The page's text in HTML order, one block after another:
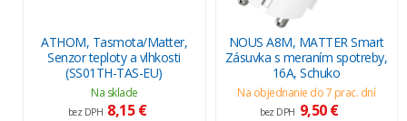
ATHOM, Tasmota/Matter,
Senzor teploty a vlhkosti
(SS01TH-TAS-EU)
Na sklade
bez DPH 8,15 €
NOUS A8M, MATTER Smart
Zásuvka s meraním spotreby,
16A, Schuko
Na objednanie do 7 prac. dní
bez DPH 9,50 €